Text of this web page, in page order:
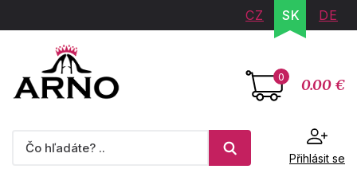
CZ SK DE
0 0.00 €
Přihlásit se